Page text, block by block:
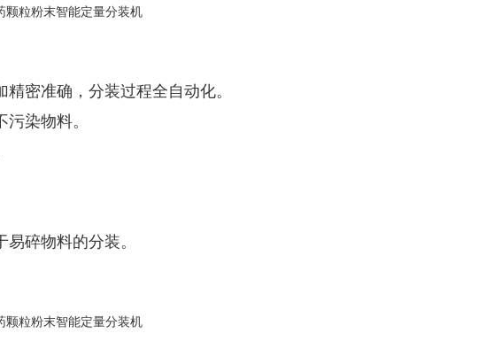
密准确，分装过程全自动化。
染物料。
碎物料的分装。